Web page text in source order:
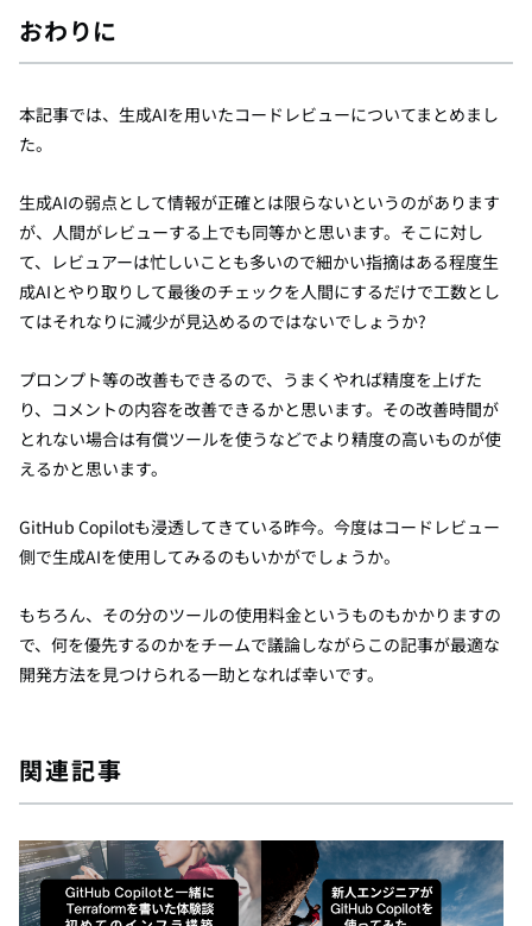
おわりに
本記事では、生成AIを用いたコードレビューについてまとめまし
た。
生成AIの弱点として情報が正確とは限らないというのがあります
が、人間がレビューする上でも同等かと思います。そこに対し
て、レビュアーは忙しいことも多いので細かい指摘はある程度生
成AIとやり取りして最後のチェックを人間にするだけで工数とし
てはそれなりに減少が見込めるのではないでしょうか?
プロンプト等の改善もできるので、うまくやれば精度を上げた
り、コメントの内容を改善できるかと思います。その改善時間が
とれない場合は有償ツールを使うなどでより精度の高いものが使
えるかと思います。
GitHub Copilotも浸透してきている昨今。今度はコードレビュー
側で生成AIを使用してみるのもいかがでしょうか。
もちろん、その分のツールの使用料金というものもかかりますの
で、何を優先するのかをチームで議論しながらこの記事が最適な
開発方法を見つけられる一助となれば幸いです。
関連記事